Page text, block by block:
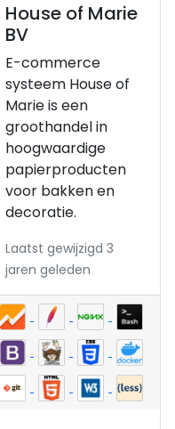
House of Marie
BV
E-commerce
systeem House of
Marie is een
groothandel in
hoogwaardige
papierproducten
voor bakken en
decoratie.
Laatst gewijzigd 3
jaren geleden